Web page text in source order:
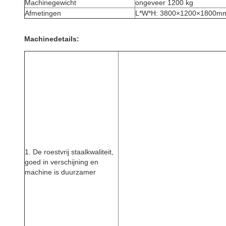
Machinegewicht
ongeveer 1200 kg
Afmetingen
L*W*H:
Machinedetails:
1. De roestvrij staalkwaliteit,
goed in verschijning en
machine is duurzamer